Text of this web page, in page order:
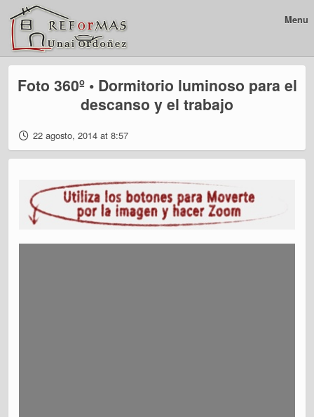
Menu
Foto 360º • Dormitorio luminoso para el
descanso y el trabajo
22 agosto, 2014 at 8:57